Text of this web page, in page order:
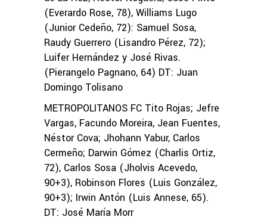
(Everardo Rose, 78), Williams Lugo
(Junior Cedeño, 72): Samuel Sosa,
Raudy Guerrero (Lisandro Pérez, 72);
Luifer Hernández y José Rivas.
(Pierangelo Pagnano, 64) DT: Juan
Domingo Tolisano
METROPOLITANOS FC Tito Rojas; Jefre
Vargas, Facundo Moreira, Jean Fuentes,
Néstor Cova; Jhohann Yabur, Carlos
Cermeño; Darwin Gómez (Charlis Ortiz,
72), Carlos Sosa (Jholvis Acevedo,
90+3), Robinson Flores (Luis González,
90+3); Irwin Antón (Luis Annese, 65).
DT: José María Morr